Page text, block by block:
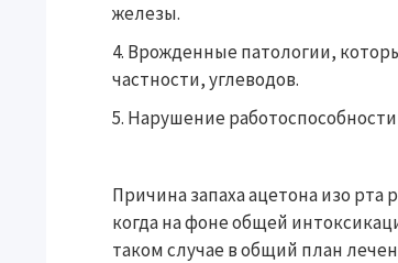
железы.
Врожденные патологии,
частности, углеводов.
Нарушение
Причина запаха ацетона изо
когда на фоне общей
таком случае в общий план